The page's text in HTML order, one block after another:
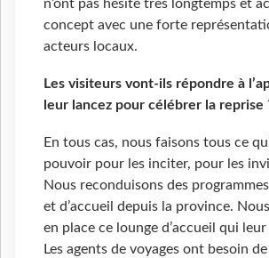
n’ont pas hésité très longtemps et
concept avec une forte
acteurs locaux.
Les visiteurs vont-ils répondre à
leur lancez pour célébrer la reprise
En tous cas, nous faisons tous ce
pouvoir pour les inciter, pour les
Nous reconduisons des
et d’accueil depuis la province.
en place ce lounge d’accueil qui leur
Les agents de voyages ont besoin